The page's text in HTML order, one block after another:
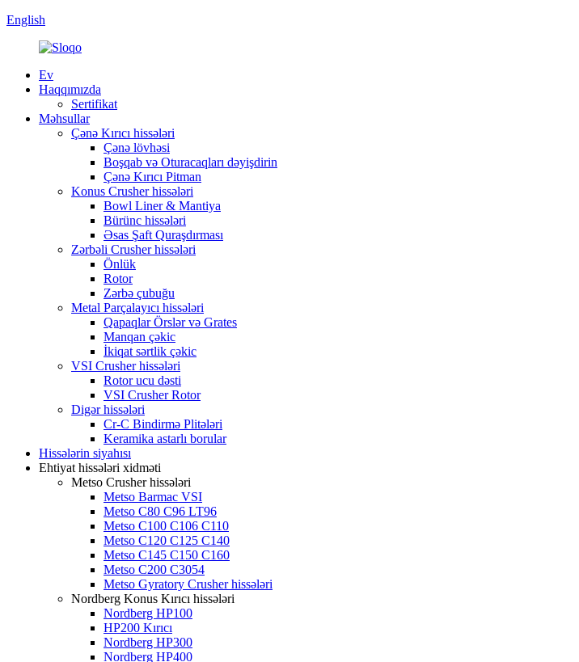
English
Ev
Haqqımızda
Sertifikat
Məhsullar
Çənə Kırıcı hissələri
Çənə lövhəsi
Boşqab və Oturacaqları dəyişdirin
Çənə Kırıcı Pitman
Konus Crusher hissələri
Bowl Liner & Mantiya
Bürünc hissələri
Əsas Şaft Quraşdırması
Zərbəli Crusher hissələri
Önlük
Rotor
Zərbə çubuğu
Metal Parçalayıcı hissələri
Qapaqlar Örslər və Grates
Manqan çəkic
İkiqat sərtlik çəkic
VSI Crusher hissələri
Rotor ucu dəsti
VSI Crusher Rotor
Digər hissələri
Cr-C Bindirmə Plitələri
Keramika astarlı borular
Hissələrin siyahısı
Ehtiyat hissələri xidməti
Metso Crusher hissələri
Metso Barmac VSI
Metso C80 C96 LT96
Metso C100 C106 C110
Metso C120 C125 C140
Metso C145 C150 C160
Metso C200 C3054
Metso Gyratory Crusher hissələri
Nordberg Konus Kırıcı hissələri
Nordberg HP100
HP200 Kırıcı
Nordberg HP300
Nordberg HP400